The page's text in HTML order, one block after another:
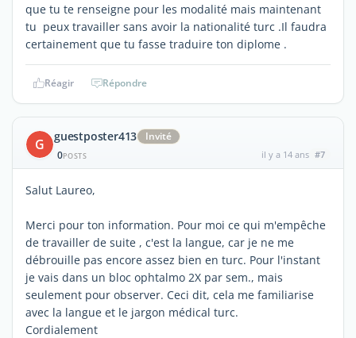
que tu te renseigne pour les modalité mais maintenant
tu peux travailler sans avoir la nationalité turc .Il faudra
certainement que tu fasse traduire ton diplome .
Réagir Répondre
G guestposter413
Invité
0POSTS il y a 14 ans #7
Salut Laureo,
Merci pour ton information. Pour moi ce qui m'empêche
de travailler de suite , c'est la langue, car je ne me
débrouille pas encore assez bien en turc. Pour l'instant
je vais dans un bloc ophtalmo 2X par sem., mais
seulement pour observer. Ceci dit, cela me familiarise
avec la langue et le jargon médical turc.
Cordialement